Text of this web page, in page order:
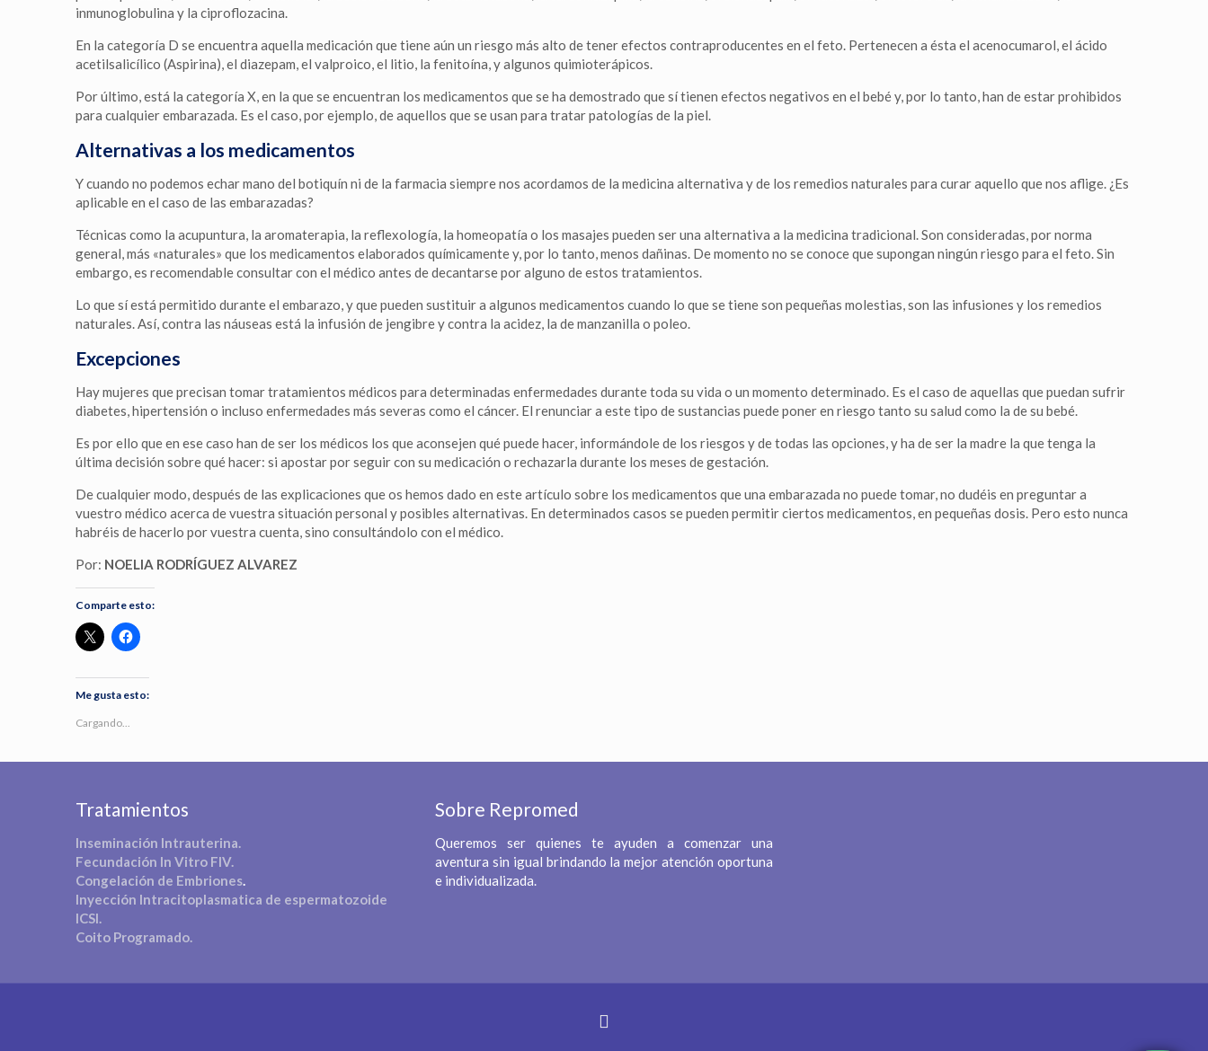
inmunoglobulina y la ciproflozacina.
En la categoría D se encuentra aquella medicación que tiene aún un riesgo más alto de tener efectos contraproducentes en el feto. Pertenecen a ésta el acenocumarol, el ácido
acetilsalicílico (Aspirina), el diazepam, el valproico, el litio, la fenitoína, y algunos quimioterápicos.
Por último, está la categoría X, en la que se encuentran los medicamentos que se ha demostrado que sí tienen efectos negativos en el bebé y, por lo tanto, han de estar prohibidos
para cualquier embarazada. Es el caso, por ejemplo, de aquellos que se usan para tratar patologías de la piel.
Alternativas a los medicamentos
Y cuando no podemos echar mano del botiquín ni de la farmacia siempre nos acordamos de la medicina alternativa y de los remedios naturales para curar aquello que nos aflige. ¿Es
aplicable en el caso de las embarazadas?
Técnicas como la acupuntura, la aromaterapia, la reflexología, la homeopatía o los masajes pueden ser una alternativa a la medicina tradicional. Son consideradas, por norma
general, más «naturales» que los medicamentos elaborados químicamente y, por lo tanto, menos dañinas. De momento no se conoce que supongan ningún riesgo para el feto. Sin
embargo, es recomendable consultar con el médico antes de decantarse por alguno de estos tratamientos.
Lo que sí está permitido durante el embarazo, y que pueden sustituir a algunos medicamentos cuando lo que se tiene son pequeñas molestias, son las infusiones y los remedios
naturales. Así, contra las náuseas está la infusión de jengibre y contra la acidez, la de manzanilla o poleo.
Excepciones
Hay mujeres que precisan tomar tratamientos médicos para determinadas enfermedades durante toda su vida o un momento determinado. Es el caso de aquellas que puedan sufrir
diabetes, hipertensión o incluso enfermedades más severas como el cáncer. El renunciar a este tipo de sustancias puede poner en riesgo tanto su salud como la de su bebé.
Es por ello que en ese caso han de ser los médicos los que aconsejen qué puede hacer, informándole de los riesgos y de todas las opciones, y ha de ser la madre la que tenga la
última decisión sobre qué hacer: si apostar por seguir con su medicación o rechazarla durante los meses de gestación.
De cualquier modo, después de las explicaciones que os hemos dado en este artículo sobre los medicamentos que una embarazada no puede tomar, no dudéis en preguntar a
vuestro médico acerca de vuestra situación personal y posibles alternativas. En determinados casos se pueden permitir ciertos medicamentos, en pequeñas dosis. Pero esto nunca
habréis de hacerlo por vuestra cuenta, sino consultándolo con el médico.
Por: NOELIA RODRÍGUEZ ALVAREZ
Comparte esto:
Me gusta esto:
Cargando...
Tratamientos
Inseminación Intrauterina.
Fecundación In Vitro FIV.
Congelación de Embriones.
Inyección Intracitoplasmatica de espermatozoide
ICSI.
Coito Programado.
Sobre Repromed
Queremos ser quienes te ayuden a comenzar una
aventura sin igual brindando la mejor atención oportuna
e individualizada.